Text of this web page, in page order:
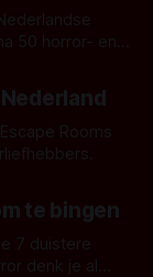
50 horror- en
Rooms
te bingen
7 duistere